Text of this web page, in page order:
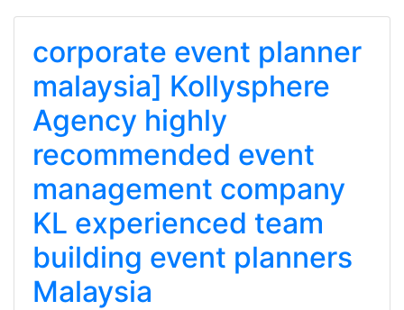
corporate event planner
malaysia] Kollysphere
Agency highly
recommended event
management company
KL experienced team
building event planners
Malaysia